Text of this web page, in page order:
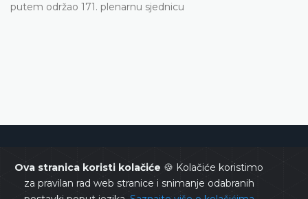
Ova stranica koristi kolačiće 🍪 Kolačiće koristimo
za pravilan rad web stranice i snimanje odabranih
putem održao 171. plenarnu sjednicu